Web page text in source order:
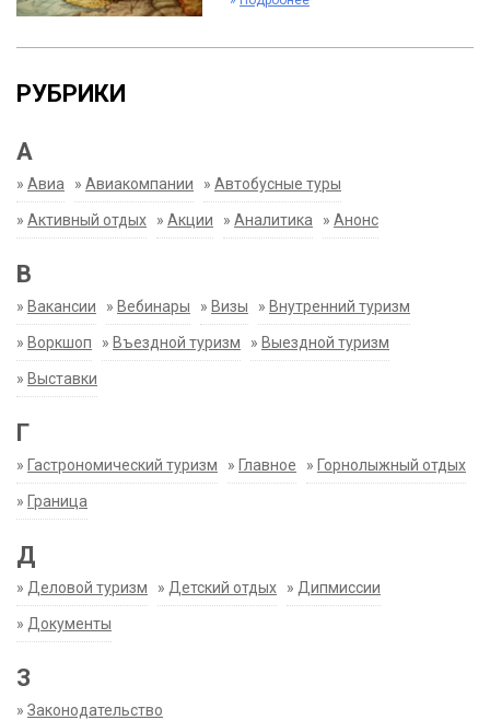
РУБРИКИ
А
» Авиа » Авиакомпании » Автобусные туры
» Активный отдых » Акции » Аналитика » Анонс
В
» Вакансии » Вебинары » Визы » Внутренний туризм
» Воркшоп » Въездной туризм » Выездной туризм
» Выставки
Г
» Гастрономический туризм » Главное » Горнолыжный отдых
» Граница
Д
» Деловой туризм » Детский отдых » Дипмиссии
» Документы
З
» Законодательство